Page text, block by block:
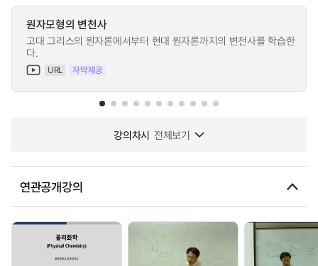
원자모형의 변천사
고대 그리스의 원자론에서부터 현대 원자론까지의 변천사를 학습한
다.
URL 자막제공
강의차시 전체보기
연관공개강의